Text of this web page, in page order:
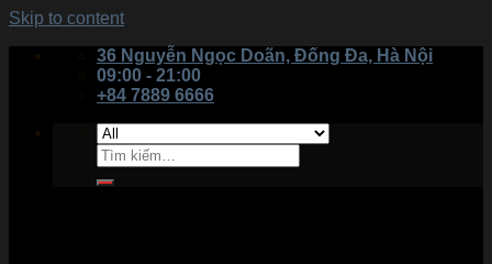
Skip to content
36 Nguyễn Ngọc Doãn, Đống Đa, Hà Nội
09:00 - 21:00
+84 7889 6666